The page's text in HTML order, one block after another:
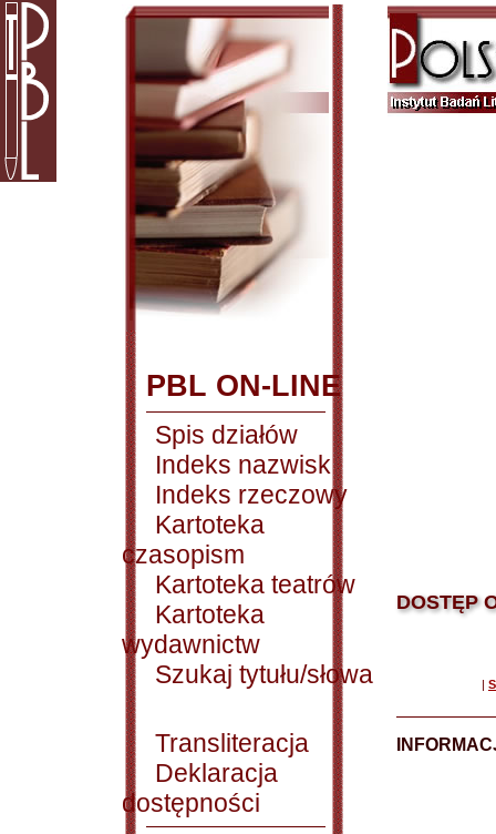
PBL ON-LINE
Spis działów
Indeks nazwisk
Indeks rzeczowy
Kartoteka
czasopism
Kartoteka teatrów
Kartoteka
wydawnictw
Szukaj tytułu/słowa
Transliteracja
Deklaracja
dostępności
DOSTĘP
|